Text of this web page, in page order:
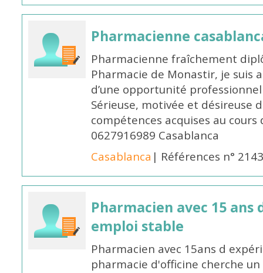
Pharmacienne
Pharmacienne fraîchement
Pharmacie de Monastir, je suis
d’une opportunité
Sérieuse, motivée et désireuse
compétences acquises au
0627916989 Casablanca
Casablanca | Références n°
Pharmacien avec 15
emploi stable
Pharmacien avec 15ans d
pharmacie d'officine cherche